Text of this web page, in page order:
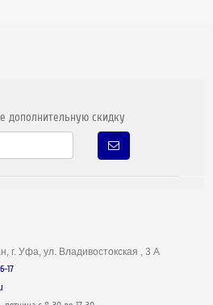
дополнительную скидку
г. Уфа, ул. Владивостокская , 3 А
17